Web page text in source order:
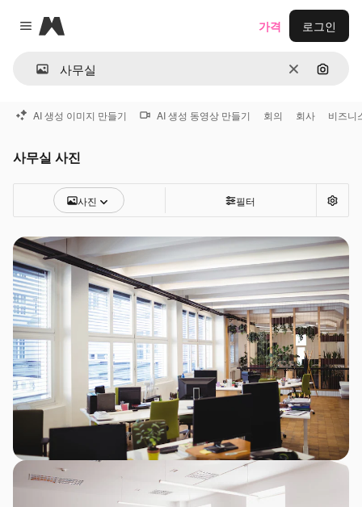
Close menu
Magnific
지우기이미지
가격 로그인
AI 생성 이미지 만들기 AI 생성 동영상 만들기 회의 회사 비즈니
사무실 사진
사진 필터